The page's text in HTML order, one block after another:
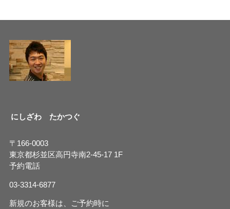
にしざわ たかつぐ
〒166-0003
東京都杉並区高円寺南2-45-17 1F
予約電話
03-3314-6877
新規のお客様は、ご予約時に